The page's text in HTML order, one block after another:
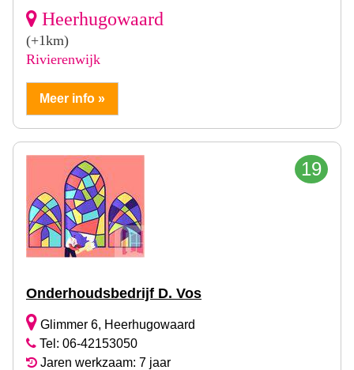
Heerhugowaard
(+1km)
Rivierenwijk
Meer info »
19
Onderhoudsbedrijf D. Vos
Glimmer 6, Heerhugowaard
Tel: 06-42153050
Jaren werkzaam: 7 jaar